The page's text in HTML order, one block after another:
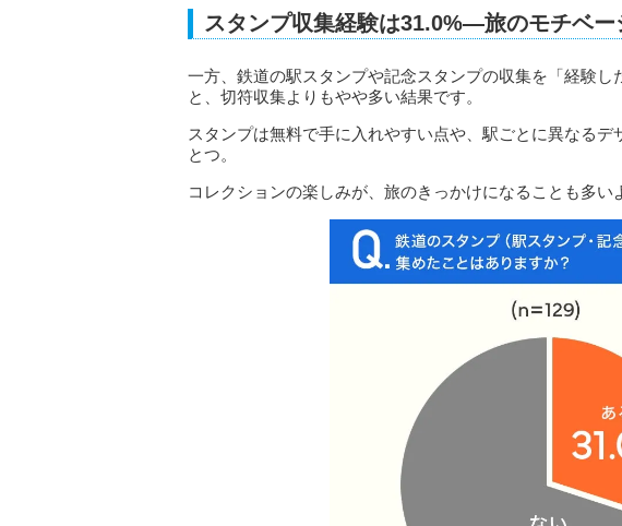
スタンプ収集経験は31.0%―旅のモチベー
一方、鉄道の駅スタンプや記念スタンプの収集を「経験し
と、切符収集よりもやや多い結果です。
スタンプは無料で手に入れやすい点や、駅ごとに異なる
とつ。
コレクションの楽しみが、旅のきっかけになることも多い